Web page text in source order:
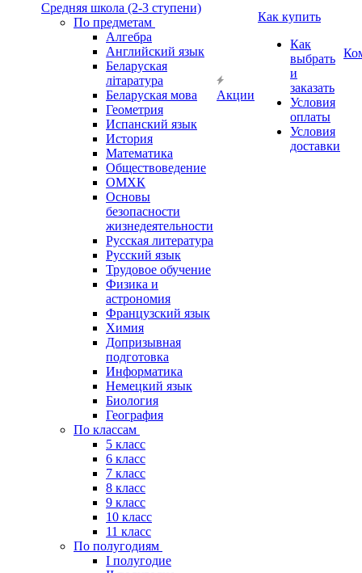
Средняя школа (2-3 ступени)
По предметам
Алгебра
Английский язык
Беларуская
літаратура
Беларуская мова
Геометрия
Испанский язык
История
Математика
Обществоведение
ОМХК
Основы
безопасности
жизнедеятельности
Русская литература
Русский язык
Трудовое обучение
Физика и
астрономия
Французский язык
Химия
Допризывная
подготовка
Информатика
Немецкий язык
Биология
География
По классам
5 класс
6 класс
7 класс
8 класс
9 класс
10 класс
11 класс
По полугодиям
I полугодие
Акции
Как купить
Как
выбрать
и
заказать
Условия
оплаты
Условия
доставки